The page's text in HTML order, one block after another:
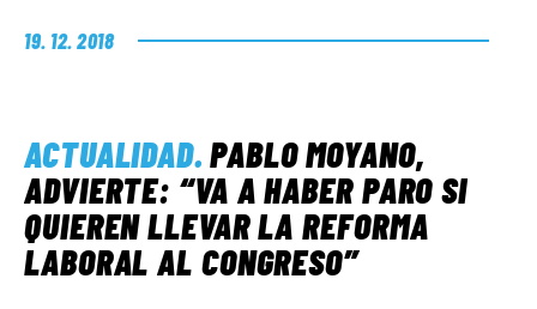
19. 12. 2018
ACTUALIDAD.PABLO MOYANO,
ADVIERTE: “VA A HABER PARO SI
QUIEREN LLEVAR LA REFORMA
LABORAL AL CONGRESO”